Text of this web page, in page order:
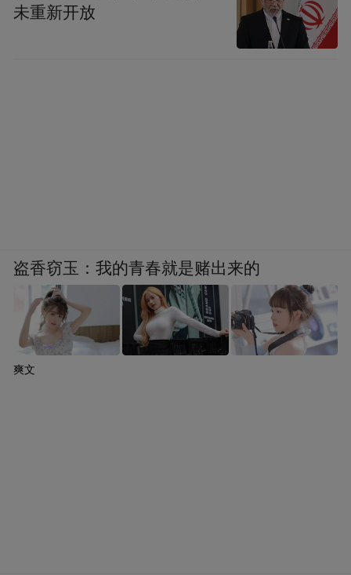
未重新开放
盗香窃玉：我的青春就是赌出来的
爽文